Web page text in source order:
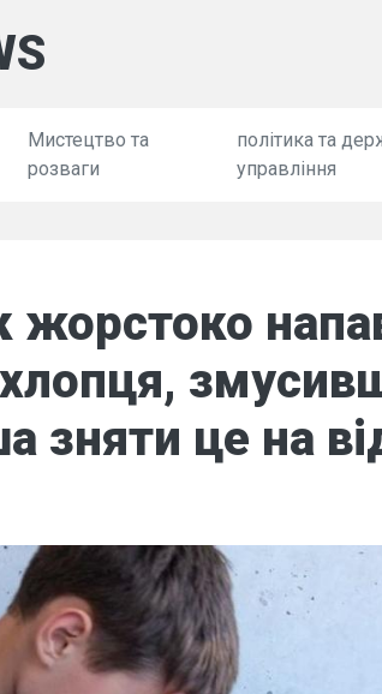
Мистецтво та
розваги
політика та
управління
жорстоко
хлопця,
зняти це на